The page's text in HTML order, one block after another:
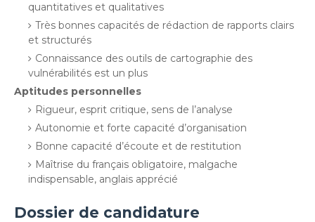
quantitatives et qualitatives
Très bonnes capacités de rédaction de rapports clairs
et structurés
Connaissance des outils de cartographie des
vulnérabilités est un plus
Aptitudes personnelles
Rigueur, esprit critique, sens de l’analyse
Autonomie et forte capacité d’organisation
Bonne capacité d’écoute et de restitution
Maîtrise du français obligatoire, malgache
indispensable, anglais apprécié
Dossier de candidature